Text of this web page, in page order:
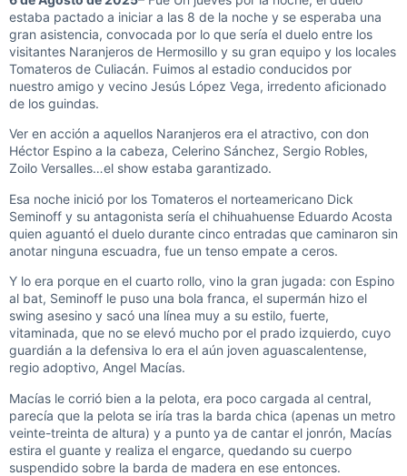
estaba pactado a iniciar a las 8 de la noche y se esperaba una
gran asistencia, convocada por lo que sería el duelo entre los
visitantes Naranjeros de Hermosillo y su gran equipo y los locales
Tomateros de Culiacán. Fuimos al estadio conducidos por
nuestro amigo y vecino Jesús López Vega, irredento aficionado
de los guindas.
Ver en acción a aquellos Naranjeros era el atractivo, con don
Héctor Espino a la cabeza, Celerino Sánchez, Sergio Robles,
Zoilo Versalles…el show estaba garantizado.
Esa noche inició por los Tomateros el norteamericano Dick
Seminoff y su antagonista sería el chihuahuense Eduardo Acosta
quien aguantó el duelo durante cinco entradas que caminaron sin
anotar ninguna escuadra, fue un tenso empate a ceros.
Y lo era porque en el cuarto rollo, vino la gran jugada: con Espino
al bat, Seminoff le puso una bola franca, el supermán hizo el
swing asesino y sacó una línea muy a su estilo, fuerte,
vitaminada, que no se elevó mucho por el prado izquierdo, cuyo
guardián a la defensiva lo era el aún joven aguascalentense,
regio adoptivo, Angel Macías.
Macías le corrió bien a la pelota, era poco cargada al central,
parecía que la pelota se iría tras la barda chica (apenas un metro
veinte-treinta de altura) y a punto ya de cantar el jonrón, Macías
estira el guante y realiza el engarce, quedando su cuerpo
suspendido sobre la barda de madera en ese entonces.